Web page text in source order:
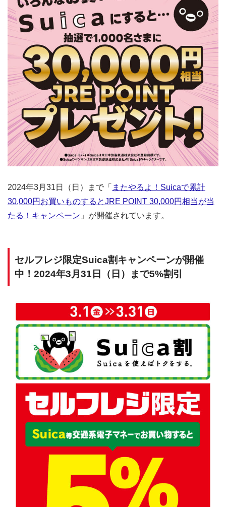
2024年3月31日（日）まで「 またやるよ！Suicaで累計
30,000円お買いものするとJRE POINT 30,000円相当が当
たる！キャンペーン 」が開催されています。
セルフレジ限定Suica割キャンペーンが開催
中！2024年3月31日（日）まで5%割引